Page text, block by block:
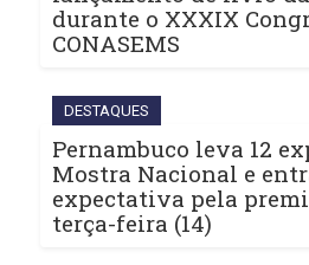
durante o XXXIX
CONASEMS
DESTAQUES
Pernambuco leva 12
Mostra Nacional e
expectativa pela
terça-feira (14)